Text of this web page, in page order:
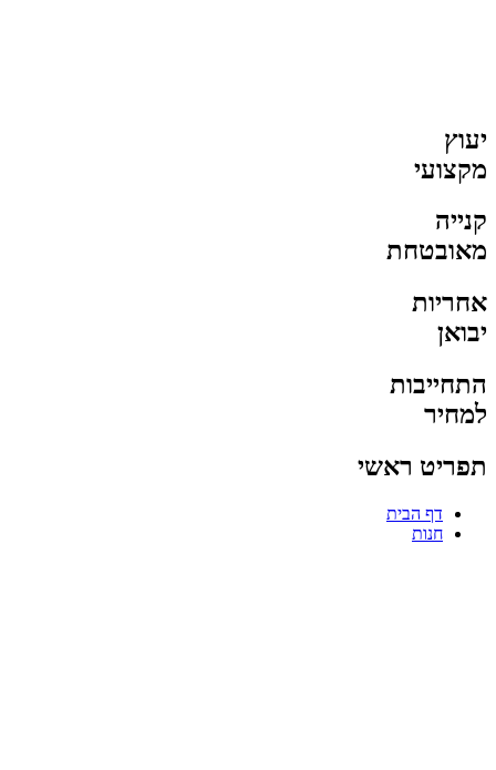
יעוץ
מקצועי
קנייה
מאובטחת
אחריות
יבואן
התחייבות
למחיר
תפריט ראשי
דף הבית
חנות